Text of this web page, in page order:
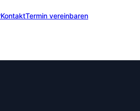
KontaktTermin vereinbaren